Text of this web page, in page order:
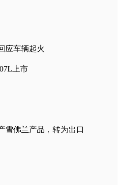
应车辆起火
上市
雪佛兰产品，转为出口